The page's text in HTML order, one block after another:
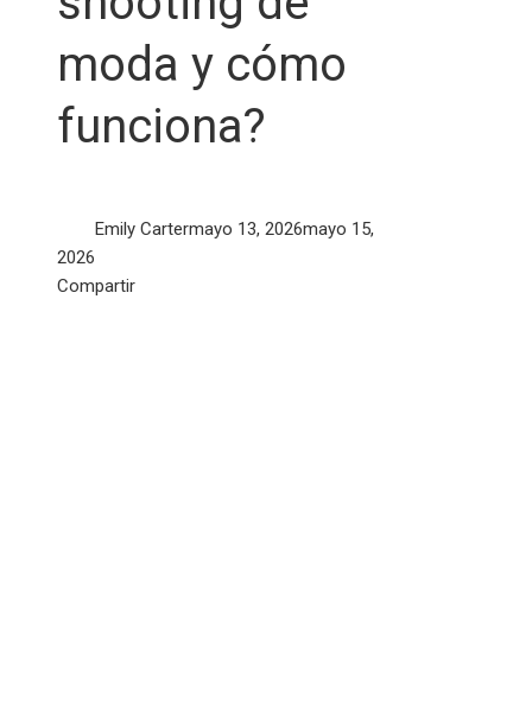
moda y cómo
funciona?
Emily Cartermayo 13, 2026mayo 15,
2026
Facebook
Twitter
LinkedIn
Pinterest
Stumbleupon
Email
Compartir